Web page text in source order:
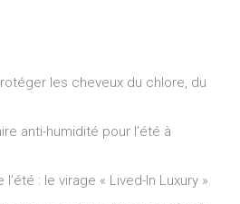
les cheveux du chlore, du
anti-humidité pour l’été à
: le virage « Lived-In Luxury »